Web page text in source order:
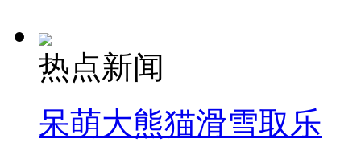
热点新闻
呆萌大熊猫滑雪取乐